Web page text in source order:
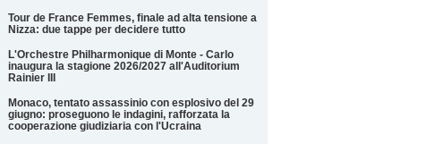
Tour de France Femmes, finale ad alta tensione a
Nizza: due tappe per decidere tutto
L'Orchestre Philharmonique di Monte - Carlo
inaugura la stagione 2026/2027 all'Auditorium
Rainier III
Monaco, tentato assassinio con esplosivo del 29
giugno: proseguono le indagini, rafforzata la
cooperazione giudiziaria con l'Ucraina